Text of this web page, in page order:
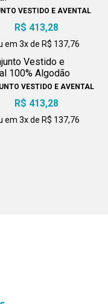
VESTIDO E AVENTAL
R$ 413,28
em 3x de R$ 137,76
VESTIDO E AVENTAL
R$ 413,28
em 3x de R$ 137,76